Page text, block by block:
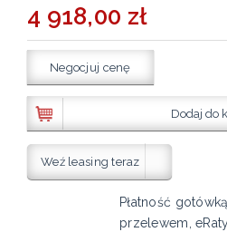
4 918,00 zł
Negocjuj cenę
Dodaj do
Weź leasing teraz
Płatność
przelewem,